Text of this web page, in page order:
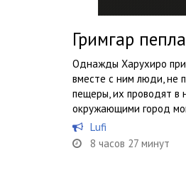
Гримгар
Однажды Харухиро
вместе с ним люди, не
пещеры, их проводят в
окружающими город
Lufi
8 часов 27 минут